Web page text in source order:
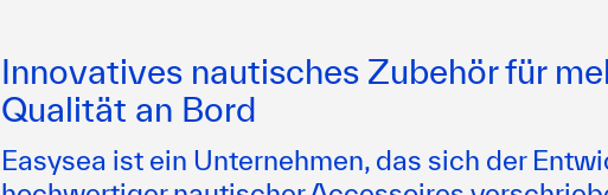
Innovatives nautisches Zubehör für
Qualität an Bord
Easysea ist ein Unternehmen, das sich der